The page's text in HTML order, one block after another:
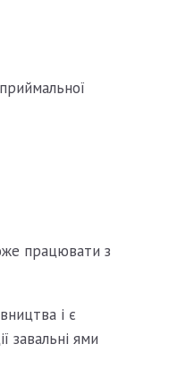
працювати з
і є
завальні ями